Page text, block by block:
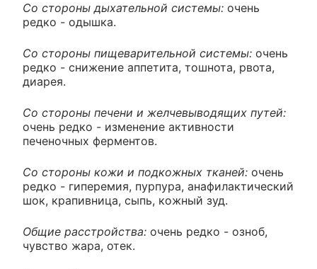
Со стороны дыхательной системы: очень
редко - одышка.
Со стороны пищеварительной системы: очень
редко - снижение аппетита, тошнота, рвота,
диарея.
Со стороны печени и желчевыводящих путей:
очень редко - изменение активности
печеночных ферментов.
Со стороны кожи и подкожных тканей: очень
редко - гиперемия, пурпура, анафилактический
шок, крапивница, сыпь, кожный зуд.
Общие расстройства: очень редко - озноб,
чувство жара, отек.